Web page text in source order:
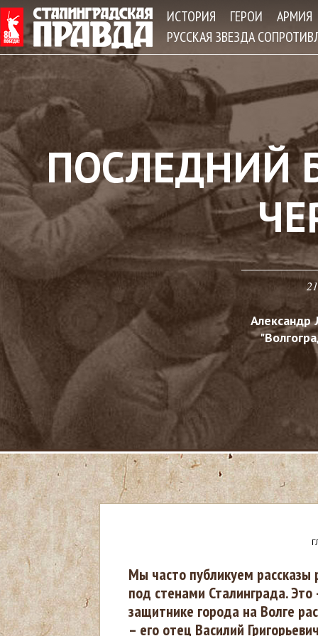
ИСТОРИЯ ГЕРОИ
АРМИЯ
РУССКАЯ ЗВЕЗДА
ПОСЛЕДНИЙ
В
ы
Мы часто публикуем рассказы
под стенами Сталинграда.
защитнике города на Волге
– его отец Василий